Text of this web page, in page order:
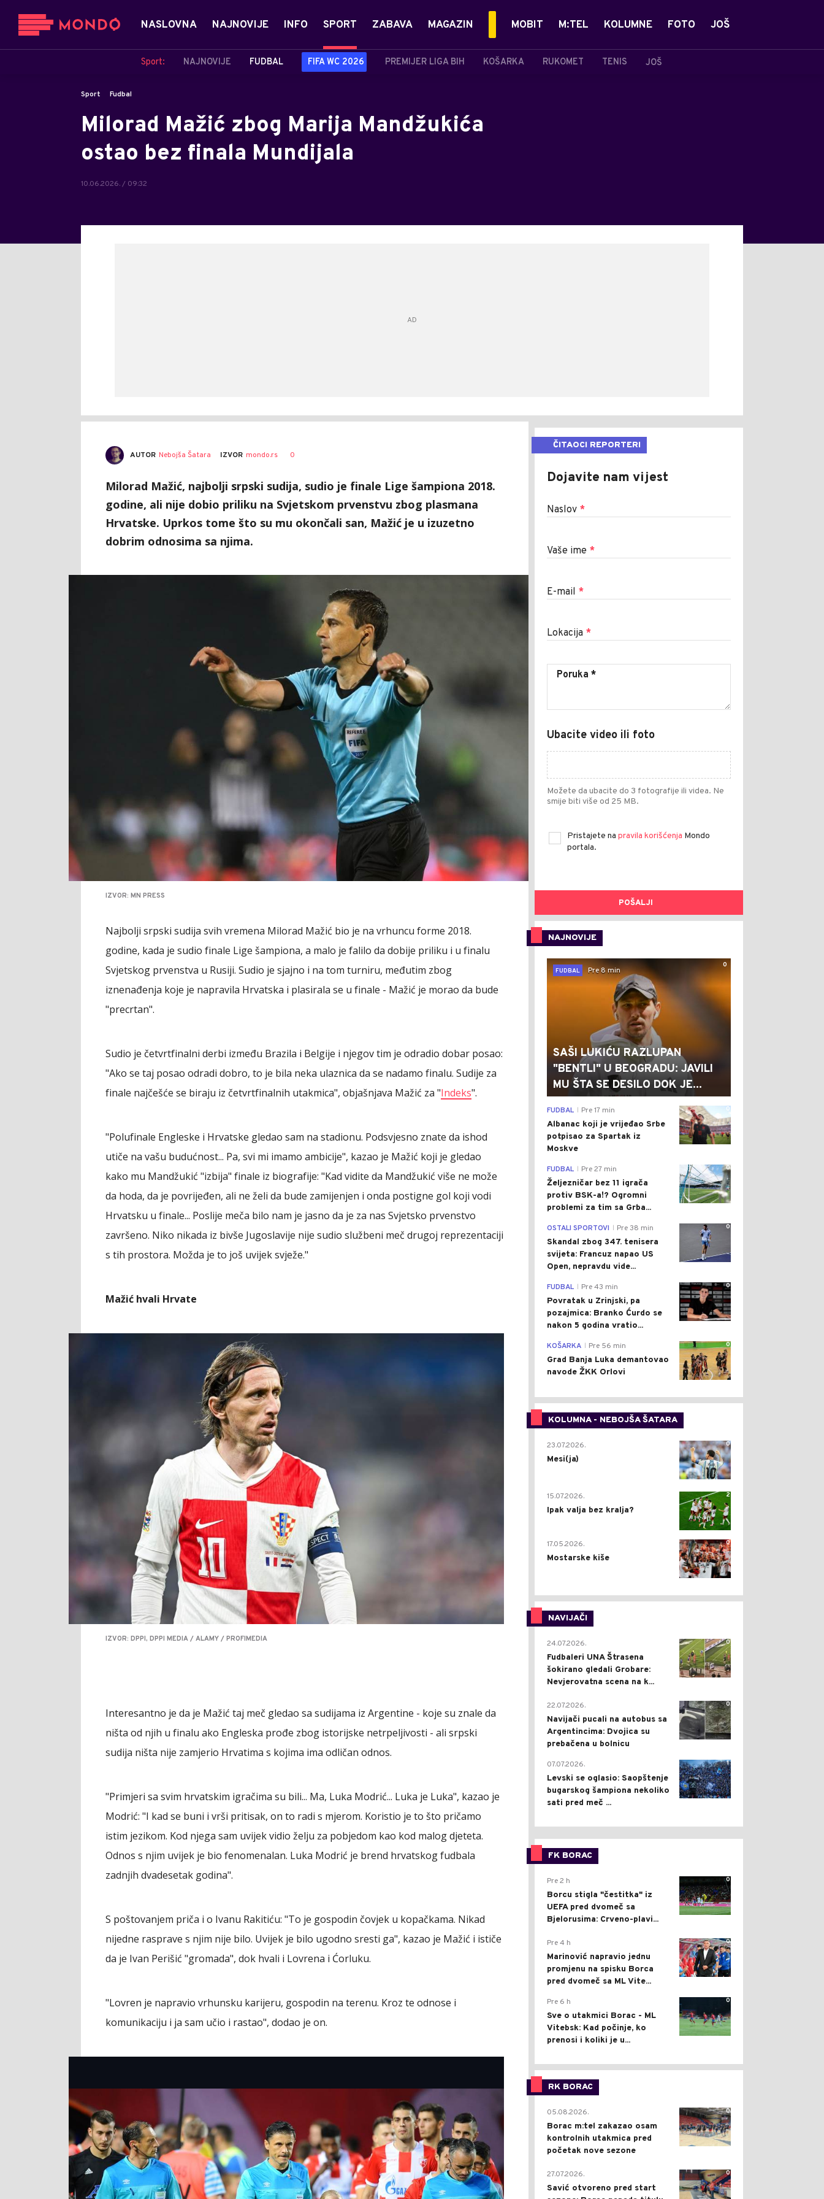
NASLOVNA NAJNOVIJE INFO SPORT
Sport: NAJNOVIJE FUDBAL FIFA WC 2026 PREMIJER LIGA BIH KOŠARKA RUKOMET TENIS JOŠ
ZABAVA MAGAZIN MOBIT M:TEL KOLUMNE FOTO JOŠ
Sport Fudbal
Milorad Mažić zbog Marija Mandžukića
ostao bez finala Mundijala
10.06.2026. / 09:32
AUTOR Nebojša Šatara IZVOR mondo.rs 0
Milorad Mažić, najbolji srpski sudija, sudio je finale Lige šampiona 2018.
godine, ali nije dobio priliku na Svjetskom prvenstvu zbog plasmana
Hrvatske. Uprkos tome što su mu okončali san, Mažić je u izuzetno
dobrim odnosima sa njima.
IZVOR: MN PRESS
Najbolji srpski sudija svih vremena Milorad Mažić bio je na vrhuncu forme 2018.
godine, kada je sudio finale Lige šampiona, a malo je falilo da dobije priliku i u finalu
Svjetskog prvenstva u Rusiji. Sudio je sjajno i na tom turniru, međutim zbog
iznenađenja koje je napravila Hrvatska i plasirala se u finale - Mažić je morao da bude
"precrtan".
Sudio je četvrtfinalni derbi između Brazila i Belgije i njegov tim je odradio dobar posao:
"Ako se taj posao odradi dobro, to je bila neka ulaznica da se nadamo finalu. Sudije za
finale najčešće se biraju iz četvrtfinalnih utakmica", objašnjava Mažić za "Indeks".
"Polufinale Engleske i Hrvatske gledao sam na stadionu. Podsvjesno znate da ishod
utiče na vašu budućnost... Pa, svi mi imamo ambicije", kazao je Mažić koji je gledao
kako mu Mandžukić "izbija" finale iz biografije: "Kad vidite da Mandžukić više ne može
da hoda, da je povrijeđen, ali ne želi da bude zamijenjen i onda postigne gol koji vodi
Hrvatsku u finale... Poslije meča bilo nam je jasno da je za nas Svjetsko prvenstvo
završeno. Niko nikada iz bivše Jugoslavije nije sudio službeni meč drugoj reprezentaciji
s tih prostora. Možda je to još uvijek svježe."
Mažić hvali Hrvate
IZVOR: DPPI, DPPI MEDIA / ALAMY / PROFIMEDIA
Interesantno je da je Mažić taj meč gledao sa sudijama iz Argentine - koje su znale da
ništa od njih u finalu ako Engleska prođe zbog istorijske netrpeljivosti - ali srpski
sudija ništa nije zamjerio Hrvatima s kojima ima odličan odnos.
"Primjeri sa svim hrvatskim igračima su bili... Ma, Luka Modrić... Luka je Luka", kazao je
Modrić: "I kad se buni i vrši pritisak, on to radi s mjerom. Koristio je to što pričamo
istim jezikom. Kod njega sam uvijek vidio želju za pobjedom kao kod malog djeteta.
Odnos s njim uvijek je bio fenomenalan. Luka Modrić je brend hrvatskog fudbala
zadnjih dvadesetak godina".
S poštovanjem priča i o Ivanu Rakitiću: "To je gospodin čovjek u kopačkama. Nikad
nijedne rasprave s njim nije bilo. Uvijek je bilo ugodno sresti ga", kazao je Mažić i ističe
da je Ivan Perišić "gromada", dok hvali i Lovrena i Ćorluku.
"Lovren je napravio vrhunsku karijeru, gospodin na terenu. Kroz te odnose i
komunikaciju i ja sam učio i rastao", dodao je on.
ČITAOCI REPORTERI
Dojavite nam vijest
Naslov *
Vaše ime *
E-mail *
Lokacija *
Ubacite video ili foto
Možete da ubacite do 3 fotografije ili videa. Ne
smije biti više od 25 MB.
Pristajete na pravila korišćenja Mondo
portala.
POŠALJI
NAJNOVIJE
0
FUDBAL
Pre 8 min
SAŠI LUKIĆU RAZLUPAN
"BENTLI" U BEOGRADU: JAVILI
MU ŠTA SE DESILO DOK JE...
0
FUDBAL Pre 17 min
Albanac koji je vrijeđao Srbe
potpisao za Spartak iz
Moskve
0
FUDBAL Pre 27 min
Željezničar bez 11 igrača
protiv BSK-a!? Ogromni
problemi za tim sa Grba...
0
OSTALI SPORTOVI Pre 38 min
Skandal zbog 347. tenisera
svijeta: Francuz napao US
Open, nepravdu vide...
0
FUDBAL Pre 43 min
Povratak u Zrinjski, pa
pozajmica: Branko Ćurdo se
nakon 5 godina vratio...
0
KOŠARKA Pre 56 min
Grad Banja Luka demantovao
navode ŽKK Orlovi
KOLUMNA - NEBOJŠA ŠATARA
0
23.07.2026.
Mesi(ja)
2
15.07.2026.
Ipak valja bez kralja?
0
17.05.2026.
Mostarske kiše
NAVIJAČI
0
24.07.2026.
Fudbaleri UNA Štrasena
šokirano gledali Grobare:
Nevjerovatna scena na k...
0
22.07.2026.
Navijači pucali na autobus sa
Argentincima: Dvojica su
prebačena u bolnicu
1
07.07.2026.
Levski se oglasio: Saopštenje
bugarskog šampiona nekoliko
sati pred meč ...
FK BORAC
0
Pre 2 h
Borcu stigla "čestitka" iz
UEFA pred dvomeč sa
Bjelorusima: Crveno-plavi...
0
Pre 4 h
Marinović napravio jednu
promjenu na spisku Borca
pred dvomeč sa ML Vite...
0
Pre 6 h
Sve o utakmici Borac - ML
Vitebsk: Kad počinje, ko
prenosi i koliki je u...
RK BORAC
0
05.08.2026.
Borac m:tel zakazao osam
kontrolnih utakmica pred
početak nove sezone
0
27.07.2026.
Savić otvoreno pred start